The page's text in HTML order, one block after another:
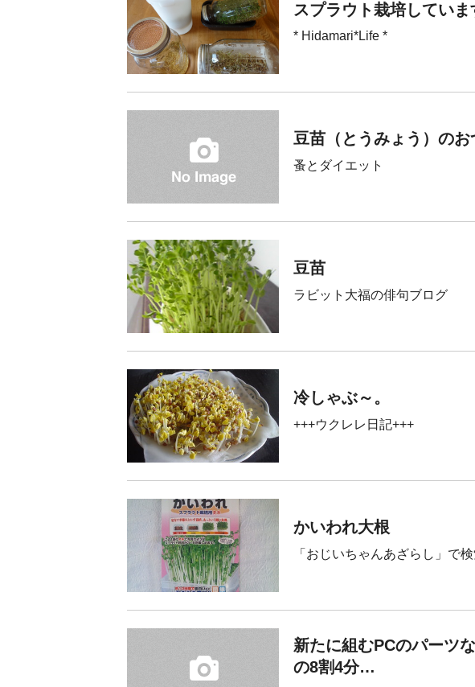
スプラウト栽培していま
* Hidamari*Life *
豆苗（とうみょう）のお
蚤とダイエット
豆苗
ラビット大福の俳句ブログ
冷しゃぶ～。
+++ウクレレ日記+++
かいわれ大根
「おじいちゃんあざらし」で
新たに組むPCのパーツ
の8割4分…